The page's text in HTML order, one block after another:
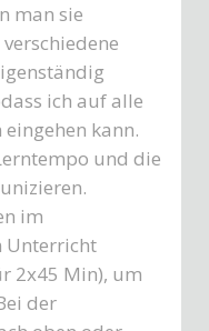
man sie
ich auf alle
kann.
und die
im
Unterricht
2x45 Min), um
der